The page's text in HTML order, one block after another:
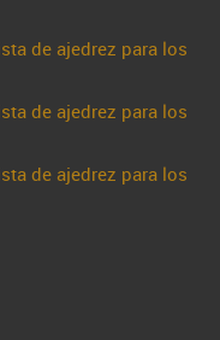
de ajedrez para los
de ajedrez para los
de ajedrez para los